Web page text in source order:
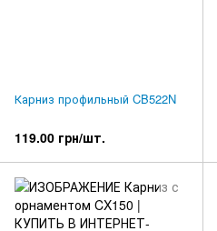
Карниз профильный CB522N
119.00 грн/шт.